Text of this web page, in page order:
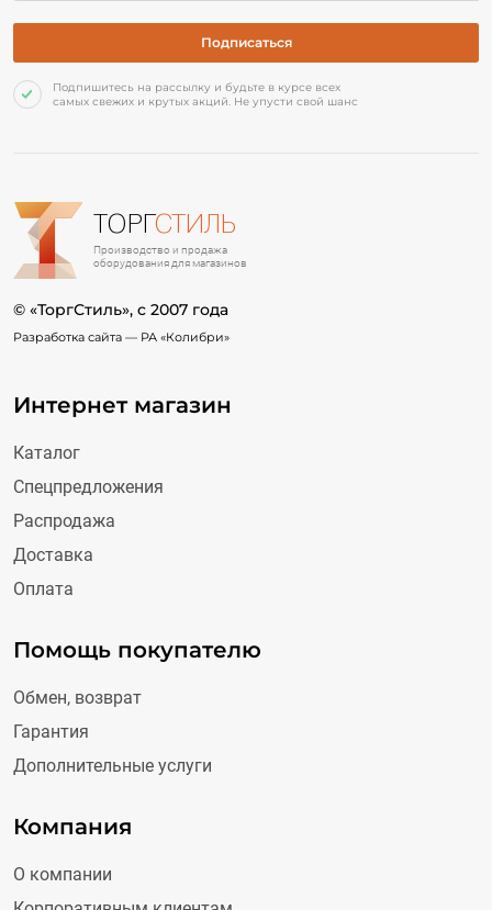
Подпишитесь на рассылку и будьте в курсе всех
самых свежих и крутых акций. Не упусти свой шанс
ТОРГСТИЛЬ
Производство и продажа
оборудования для магазинов
© «ТоргСтиль», c 2007 года
Разработка сайта — РА «Колибри»
Интернет магазин
Каталог
Спецпредложения
Распродажа
Доставка
Оплата
Помощь покупателю
Обмен, возврат
Гарантия
Дополнительные услуги
Компания
О компании